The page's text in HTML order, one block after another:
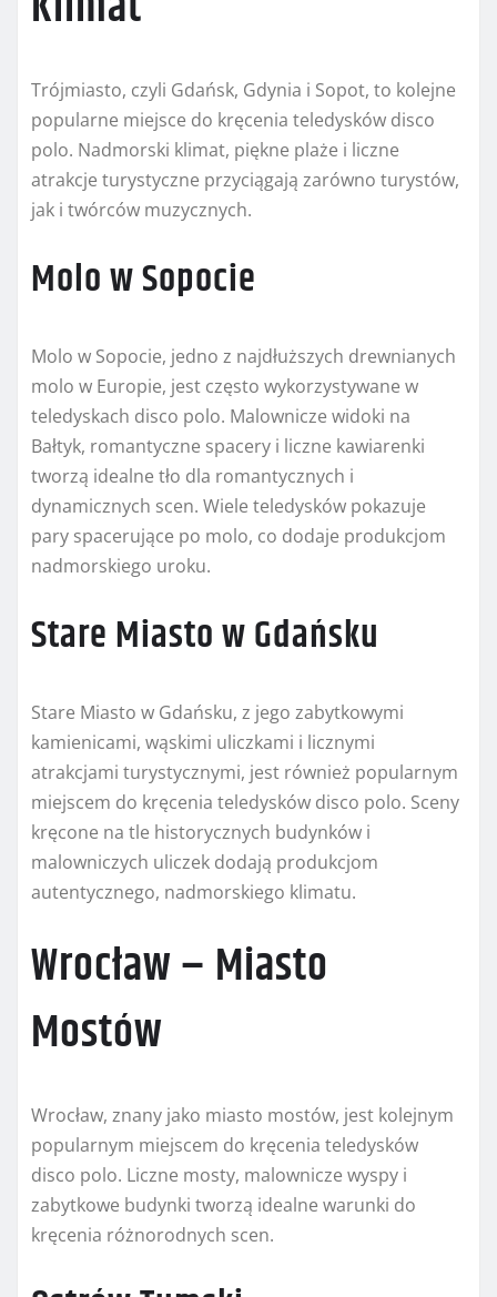
Trójmiasto, czyli Gdańsk, Gdynia i Sopot, to kolejne
popularne miejsce do kręcenia teledysków disco
polo. Nadmorski klimat, piękne plaże i liczne
atrakcje turystyczne przyciągają zarówno turystów,
jak i twórców muzycznych.
Molo w Sopocie
Molo w Sopocie, jedno z najdłuższych drewnianych
molo w Europie, jest często wykorzystywane w
teledyskach disco polo. Malownicze widoki na
Bałtyk, romantyczne spacery i liczne kawiarenki
tworzą idealne tło dla romantycznych i
dynamicznych scen. Wiele teledysków pokazuje
pary spacerujące po molo, co dodaje produkcjom
nadmorskiego uroku.
Stare Miasto w Gdańsku
Stare Miasto w Gdańsku, z jego zabytkowymi
kamienicami, wąskimi uliczkami i licznymi
atrakcjami turystycznymi, jest również popularnym
miejscem do kręcenia teledysków disco polo. Sceny
kręcone na tle historycznych budynków i
malowniczych uliczek dodają produkcjom
autentycznego, nadmorskiego klimatu.
Wrocław – Miasto
Mostów
Wrocław, znany jako miasto mostów, jest kolejnym
popularnym miejscem do kręcenia teledysków
disco polo. Liczne mosty, malownicze wyspy i
zabytkowe budynki tworzą idealne warunki do
kręcenia różnorodnych scen.